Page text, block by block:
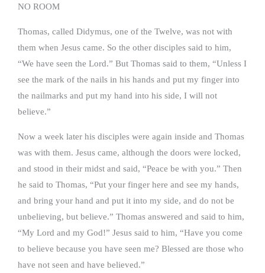
NO ROOM
Thomas, called Didymus, one of the Twelve, was not with
them when Jesus came. So the other disciples said to him,
“We have seen the Lord.” But Thomas said to them, “Unless I
see the mark of the nails in his hands and put my finger into
the nailmarks and put my hand into his side, I will not
believe.”
Now a week later his disciples were again inside and Thomas
was with them. Jesus came, although the doors were locked,
and stood in their midst and said, “Peace be with you.” Then
he said to Thomas, “Put your finger here and see my hands,
and bring your hand and put it into my side, and do not be
unbelieving, but believe.” Thomas answered and said to him,
“My Lord and my God!” Jesus said to him, “Have you come
to believe because you have seen me? Blessed are those who
have not seen and have believed.”